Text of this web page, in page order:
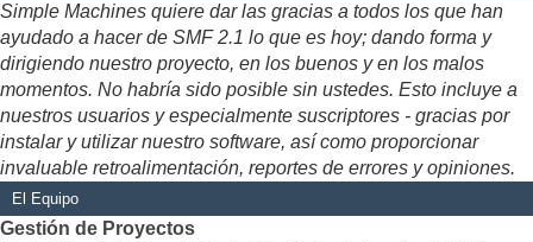
Simple Machines quiere dar las gracias a todos los que han
ayudado a hacer de SMF 2.1 lo que es hoy; dando forma y
dirigiendo nuestro proyecto, en los buenos y en los malos
momentos. No habría sido posible sin ustedes. Esto incluye a
nuestros usuarios y especialmente suscriptores - gracias por
instalar y utilizar nuestro software, así como proporcionar
invaluable retroalimentación, reportes de errores y opiniones.
El Equipo
Gestión de Proyectos